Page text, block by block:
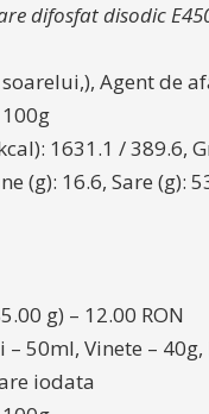
difosfat disodic
Agent de
1631.1 / 389.6,
(g): 16.6, Sare (g):
g) – 12.00 RON
50ml, Vinete –
iodata